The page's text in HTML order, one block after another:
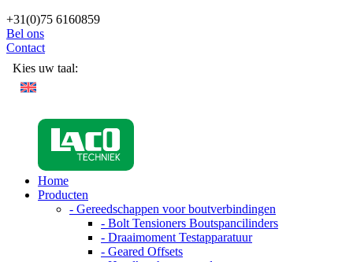
+31(0)75 6160859
Bel ons
Contact
Kies uw taal:
Home
Producten
- Gereedschappen voor boutverbindingen
- Bolt Tensioners Boutspancilinders
- Draaimoment Testapparatuur
- Geared Offsets